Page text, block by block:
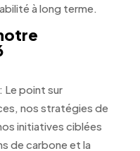
à long terme.
Le point sur
nos stratégies de
initiatives ciblées
de carbone et la